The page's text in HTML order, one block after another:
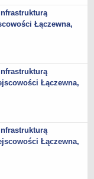
roku
Łączewna,
Łączewna,
Łączewna,